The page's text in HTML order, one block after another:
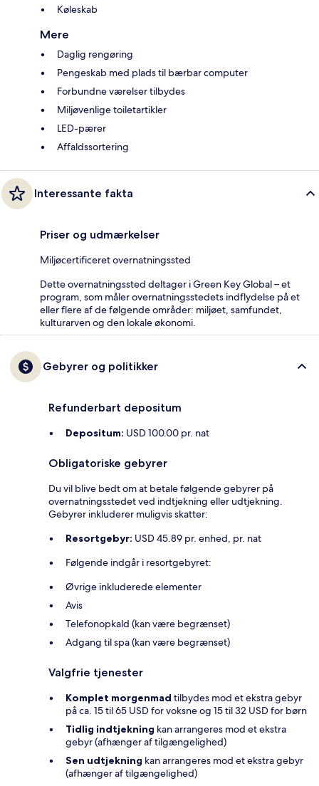
Køleskab
Mere
Daglig rengøring
Pengeskab med plads til bærbar computer
Forbundne værelser tilbydes
Miljøvenlige toiletartikler
LED-pærer
Affaldssortering
Interessante fakta
Priser og udmærkelser
Miljøcertificeret overnatningssted
Dette overnatningssted deltager i Green Key Global – et
program, som måler overnatningsstedets indflydelse på et
eller flere af de følgende områder: miljøet, samfundet,
kulturarven og den lokale økonomi.
Gebyrer og politikker
Refunderbart depositum
Depositum: USD 100.00 pr. nat
Obligatoriske gebyrer
Du vil blive bedt om at betale følgende gebyrer på
overnatningsstedet ved indtjekning eller udtjekning.
Gebyrer inkluderer muligvis skatter:
Resortgebyr: USD 45.89 pr. enhed, pr. nat
Følgende indgår i resortgebyret:
Øvrige inkluderede elementer
Avis
Telefonopkald (kan være begrænset)
Adgang til spa (kan være begrænset)
Valgfrie tjenester
Komplet morgenmad tilbydes mod et ekstra gebyr
på ca. 15 til 65 USD for voksne og 15 til 32 USD for børn
Tidlig indtjekning kan arrangeres mod et ekstra
gebyr (afhænger af tilgængelighed)
Sen udtjekning kan arrangeres mod et ekstra gebyr
(afhænger af tilgængelighed)